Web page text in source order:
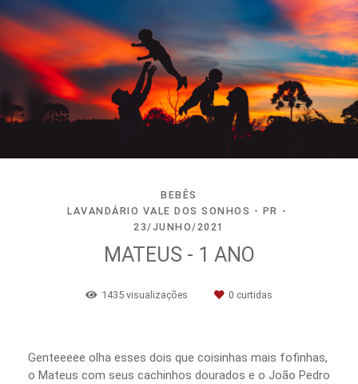
BEBÊS
LAVANDÁRIO VALE DOS SONHOS - PR
23/JUNHO/2021
MATEUS - 1 ANO
1435 visualizações 0 curtidas
Genteeeee olha esses dois que coisinhas mais fofinhas,
o Mateus com seus cachinhos dourados e o João Pedro